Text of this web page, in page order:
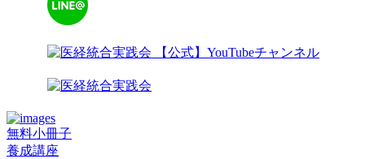
無料小冊子
養成講座